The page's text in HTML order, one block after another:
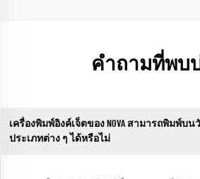
คำถามที่พบ
เครื่องพิมพ์อิงค์เจ็ตของ NOVA สามารถพิมพ์บ
ประเภทต่าง ๆ ได้หรือไม่